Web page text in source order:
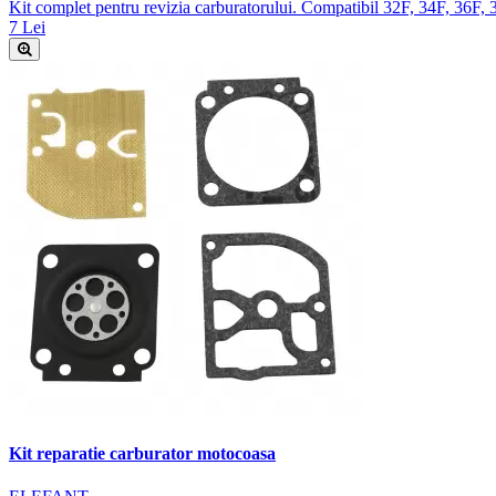
Kit complet pentru revizia carburatorului. Compatibil 32F, 34F,
7 Lei
Kit reparatie carburator motocoasa